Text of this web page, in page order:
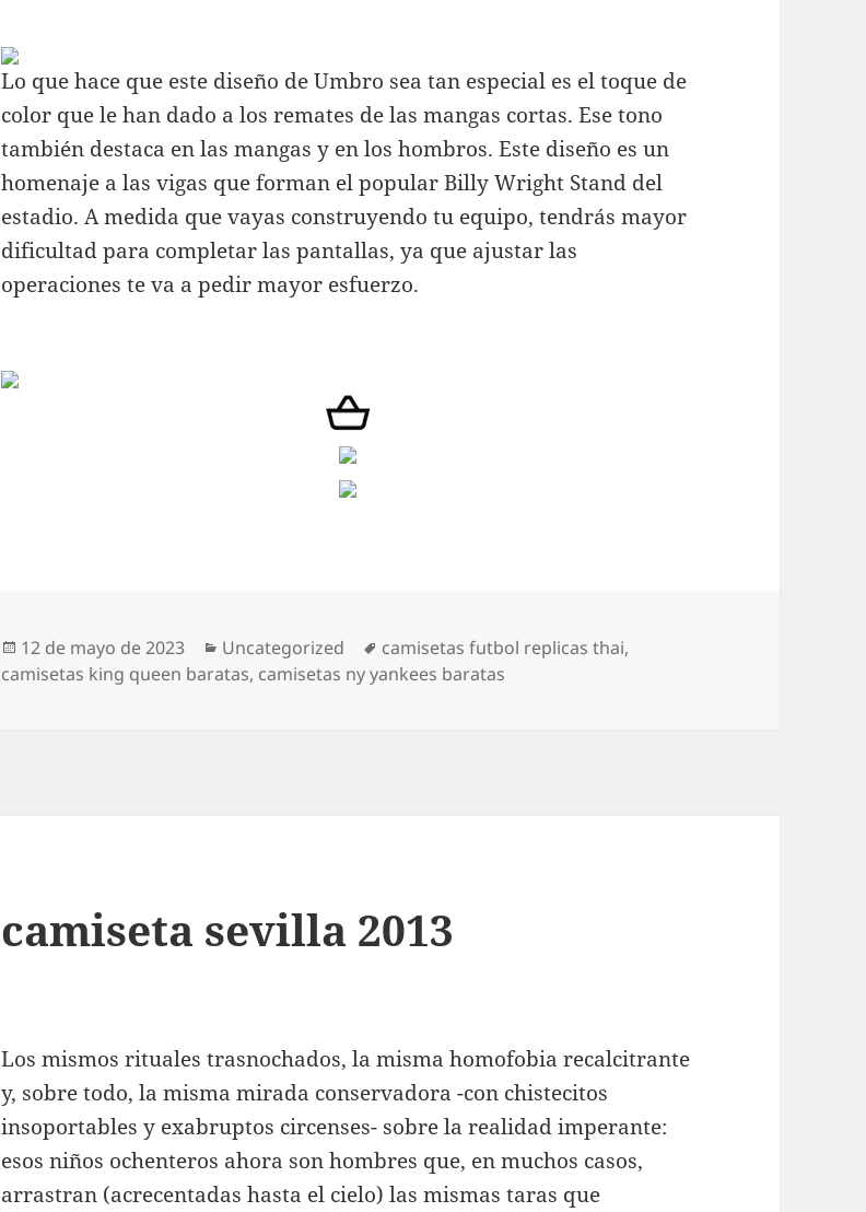
Lo que hace que este diseño de Umbro sea tan especial es el toque de
color que le han dado a los remates de las mangas cortas. Ese tono
también destaca en las mangas y en los hombros. Este diseño es un
homenaje a las vigas que forman el popular Billy Wright Stand del
estadio. A medida que vayas construyendo tu equipo, tendrás mayor
dificultad para completar las pantallas, ya que ajustar las
operaciones te va a pedir mayor esfuerzo.
Publicado
el
12 de mayo de 2023 Categorías
Uncategorized Etiquetas
camisetas futbol replicas thai,
camisetas king queen baratas, camisetas ny yankees baratas
camiseta sevilla 2013
Los mismos rituales trasnochados, la misma homofobia recalcitrante
y, sobre todo, la misma mirada conservadora -con chistecitos
insoportables y exabruptos circenses- sobre la realidad imperante:
esos niños ochenteros ahora son hombres que, en muchos casos,
arrastran (acrecentadas hasta el cielo) las mismas taras que